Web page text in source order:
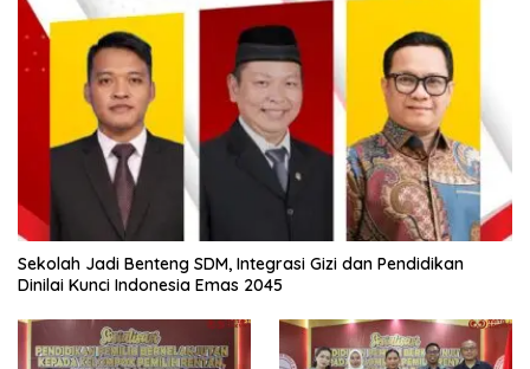
Sekolah Jadi Benteng SDM, Integrasi Gizi dan Pendidikan
Dinilai Kunci Indonesia Emas 2045